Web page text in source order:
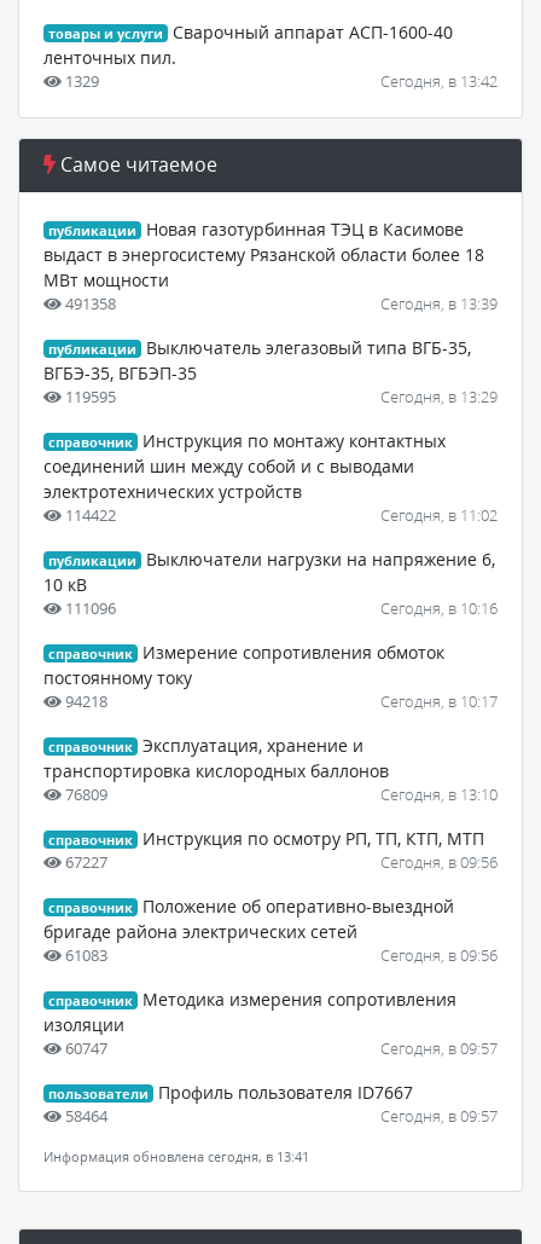
товары и услуги
Сварочный аппарат АСП-1600-40
ленточных пил.
1329 Сегодня, в 13:42
Самое читаемое
публикации
Новая газотурбинная ТЭЦ в Касимове
выдаст в энергосистему Рязанской области более 18
МВт мощности
491358 Сегодня, в 13:39
публикации
Выключатель элегазовый типа ВГБ-35,
ВГБЭ-35, ВГБЭП-35
119595 Сегодня, в 13:29
справочник
Инструкция по монтажу контактных
соединений шин между собой и с выводами
электротехнических устройств
114422 Сегодня, в 11:02
публикации
Выключатели нагрузки на напряжение 6,
10 кВ
111096 Сегодня, в 10:16
справочник
Измерение сопротивления обмоток
постоянному току
94218 Сегодня, в 10:17
справочник Эксплуатация, хранение и
транспортировка кислородных баллонов
76809 Сегодня, в 13:10
справочник Инструкция по осмотру РП, ТП, КТП, МТП
67227 Сегодня, в 09:56
справочник
Положение об оперативно-выездной
бригаде района электрических сетей
61083 Сегодня, в 09:56
справочник
Методика измерения сопротивления
изоляции
60747 Сегодня, в 09:57
пользователи Профиль пользователя ID7667
58464 Сегодня, в 09:57
Информация обновлена сегодня, в 13:41